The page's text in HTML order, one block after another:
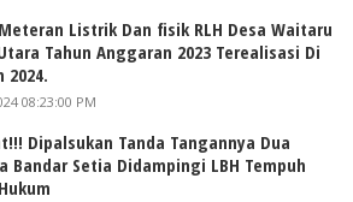
Listrik Dan fisik RLH Desa Waitaru
Tahun Anggaran 2023 Terealisasi Di
2024.
08:23:00 PM
Dipalsukan Tanda Tangannya Dua
Bandar Setia Didampingi LBH Tempuh